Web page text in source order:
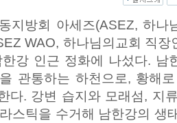
지방회 아세즈(ASEZ, 하나
WAO, 하나님의교회 직장
강 인근 정화에 나섰다. 남
관통하는 하천으로, 황해
다. 강변 습지와 모래섬, 지
스틱을 수거해 남한강의 생